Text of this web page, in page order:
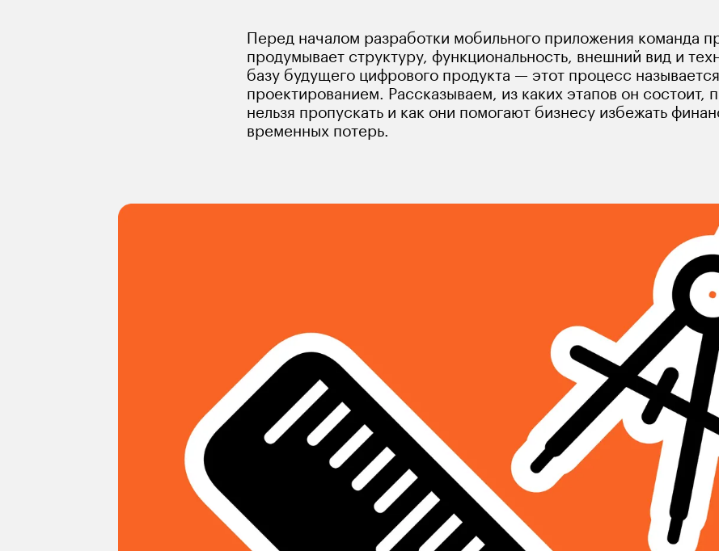
Перед началом разработки мобильного приложения команда
продумывает структуру, функциональность, внешний вид и
базу будущего цифрового продукта — этот процесс называется
проектированием. Рассказываем, из каких этапов он состоит,
нельзя пропускать и как они помогают бизнесу избежать
временных потерь.